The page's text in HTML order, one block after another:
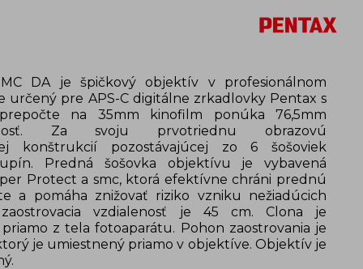
DA je špičkový objektív v profesionálnom
určený pre APS-C digitálne zrkadlovky Pentax s
na 35mm kinofilm ponúka 76,5mm
Za svoju prvotriednu obrazovú
konštrukcií pozostávajúcej zo 6 šošoviek
Predná šošovka objektívu je vybavená
Protect a smc, ktorá efektívne chráni prednú
a pomáha znižovať riziko vzniku nežiadúcich
zaostrovacia vzdialenosť je 45 cm. Clona je
z tela fotoaparátu. Pohon zaostrovania je
je umiestnený priamo v objektíve. Objektív je